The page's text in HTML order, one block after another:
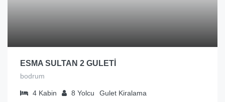
ESMA SULTAN 2 GULETİ
bodrum
4 Kabin 8 Yolcu Gulet Kiralama